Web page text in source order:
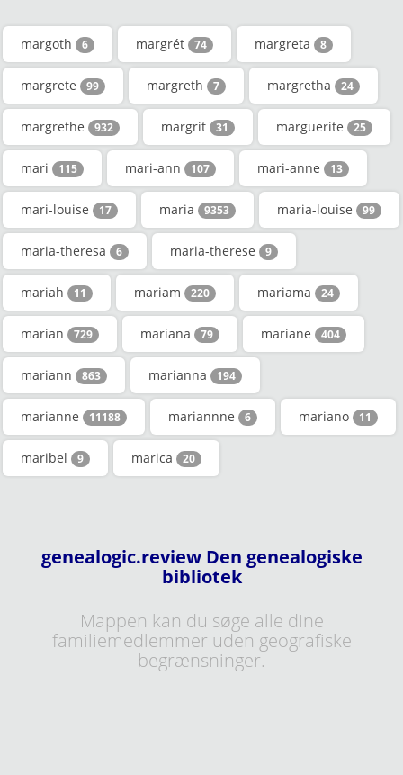
margoth 6 margrét 74 margreta 8
margrete 99 margreth 7 margretha 24
margrethe 932 margrit 31 marguerite 25
mari 115 mari-ann 107 mari-anne 13
mari-louise 17 maria 9353 maria-louise 99
maria-theresa 6 maria-therese 9
mariah 11 mariam 220 mariama 24
marian 729 mariana 79 mariane 404
mariann 863 marianna 194
marianne 11188 mariannne 6 mariano 11
maribel 9 marica 20
genealogic.review Den genealogiske
bibliotek
Mappen kan du søge alle dine
familiemedlemmer uden geografiske
begrænsninger.